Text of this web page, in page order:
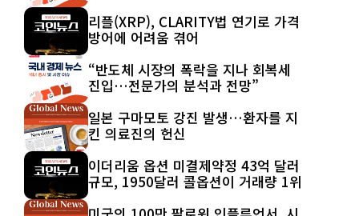
리플(XRP), CLARITY법 연기로 가격
방어에 어려움 겪어
“반도체 시장의 폭락을 지나 회복세
진입…전문가의 분석과 전망”
일본 구마모토 강진 발생…환자를 지
킨 의료진의 헌신
이더리움 옵션 미결제약정 43억 달러
규모, 1950달러 콜옵션이 거래량 1위